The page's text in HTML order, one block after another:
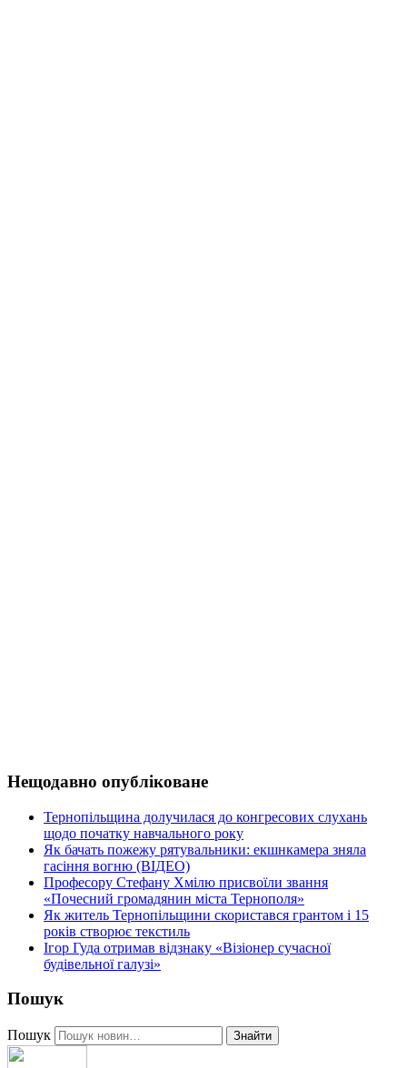
Нещодавно опубліковане
Тернопільщина долучилася до конгресових слухань
щодо початку навчального року
Як бачать пожежу рятувальники: екшнкамера зняла
гасіння вогню (ВІДЕО)
Професору Стефану Хмілю присвоїли звання
«Почесний громадянин міста Тернополя»
Як житель Тернопільщини скористався грантом і 15
років створює текстиль
Ігор Гуда отримав відзнаку «Візіонер сучасної
будівельної галузі»
Пошук
Пошук Знайти